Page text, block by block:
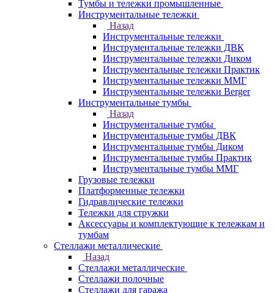
Тумбы и тележки промышленные
Инструментальные тележки
Назад
Инструментальные тележки
Инструментальные тележки ДВК
Инструментальные тележки Диком
Инструментальные тележки Практик
Инструментальные тележки ММГ
Инструментальные тележки Berger
Инструментальные тумбы
Назад
Инструментальные тумбы
Инструментальные тумбы ДВК
Инструментальные тумбы Диком
Инструментальные тумбы Практик
Инструментальные тумбы ММГ
Грузовые тележки
Платформенные тележки
Гидравлические тележки
Тележки для стружки
Аксесcуары и комплектующие к тележкам и
тумбам
Стеллажи металлические
Назад
Стеллажи металлические
Стеллажи полочные
Стеллажи для гаража